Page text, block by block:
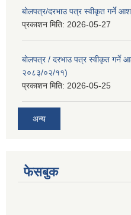
बोलपत्र/दरभाउ पत्र स्वीकृत गर्ने
प्रकाशन मिति: 2026-05-27
बोलपत्र / दरभाउ पत्र स्वीकृत गर्ने
२०८३/०२/११)
प्रकाशन मिति: 2026-05-25
अन्य
फेसबुक